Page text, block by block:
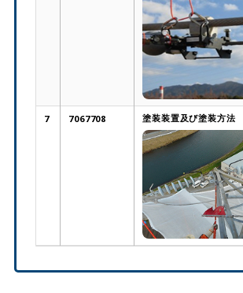
7 7067708 塗装装置及び塗装方法